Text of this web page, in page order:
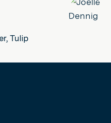
Tulip